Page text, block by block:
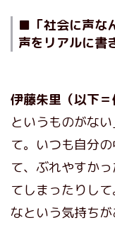
■「社会に声な
声をリアルに書
伊藤朱里（以下＝
というものがな
て。いつも自分
て、ぶれやすか
てしまったりし
なという気持ち